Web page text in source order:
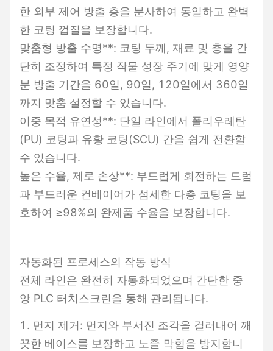
한 외부 제어 방출 층을 분사하여 동일하고 완벽
한 코팅 껍질을 보장합니다.
맞춤형 방출 수명**: 코팅 두께, 재료 및 층을 간
단히 조정하여 특정 작물 성장 주기에 맞게 영양
분 방출 기간을 60일, 90일, 120일에서 360일
까지 맞춤 설정할 수 있습니다.
이중 목적 유연성**: 단일 라인에서 폴리우레탄
(PU) 코팅과 유황 코팅(SCU) 간을 쉽게 전환할
수 있습니다.
높은 수율, 제로 손상**: 부드럽게 회전하는 드럼
과 부드러운 컨베이어가 섬세한 다층 코팅을 보
호하여 ≥98%의 완제품 수율을 보장합니다.
자동화된 프로세스의 작동 방식
전체 라인은 완전히 자동화되었으며 간단한 중
앙 PLC 터치스크린을 통해 관리됩니다.
1. 먼지 제거: 먼지와 부서진 조각을 걸러내어 깨
끗한 베이스를 보장하고 노즐 막힘을 방지합니